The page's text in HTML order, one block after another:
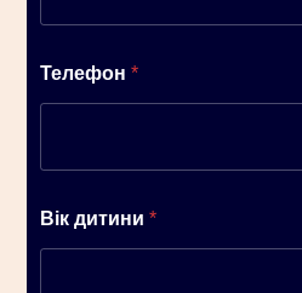
Телефон*
Вік дитини*